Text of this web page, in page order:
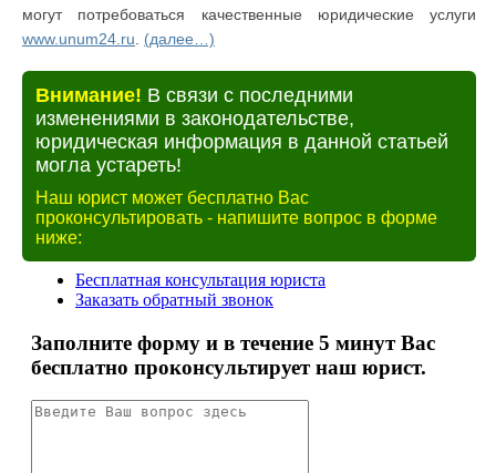
могут потребоваться качественные юридические услуги
www.unum24.ru
(далее…)
Внимание! В связи с последними
изменениями в законодательстве,
юридическая информация в данной статьей
могла устареть!
Наш юрист может бесплатно Вас
проконсультировать - напишите вопрос в форме
ниже: